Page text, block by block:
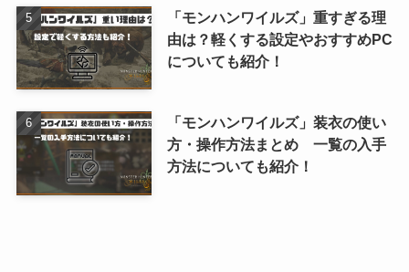
「モンハンワイルズ」重すぎる理
由は？軽くする設定やおすすめPC
についても紹介！
「モンハンワイルズ」装衣の使い
方・操作方法まとめ 一覧の入手
方法についても紹介！